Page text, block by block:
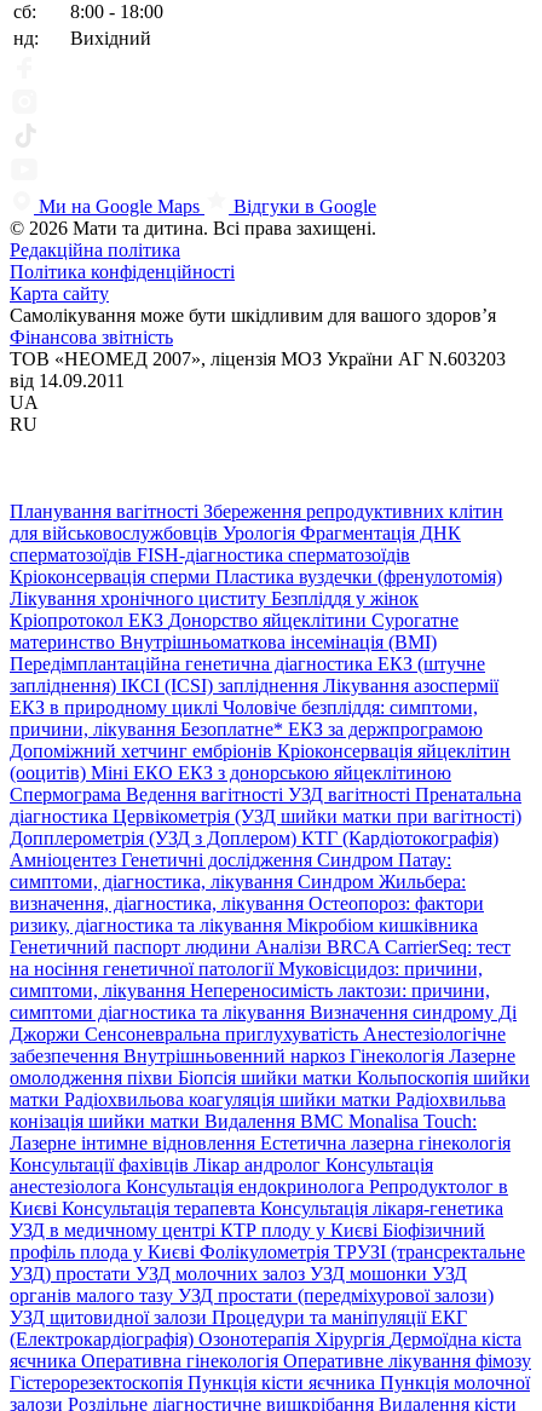
сб:
8:00 - 18:00
нд:
Вихідний
Ми на Google Maps
Відгуки в Google
© 2026 Мати та дитина. Всі права захищені.
Редакційна політика
Політика конфіденційності
Карта сайту
Самолікування може бути шкідливим для вашого здоров’я
Фінансова звітність
ТОВ «НЕОМЕД 2007», ліцензія МОЗ України АГ N.603203
від 14.09.2011
UA
RU
Планування вагітності Збереження репродуктивних клітин
для військовослужбовців Урологія Фрагментація ДНК
сперматозоїдів FISH-діагностика сперматозоїдів
Кріоконсервація сперми Пластика вуздечки (френулотомія)
Лікування хронічного циститу Безпліддя у жінок
Кріопротокол ЕКЗ Донорство яйцеклітини Сурогатне
материнство Внутрішньоматкова інсемінація (ВМІ)
Передімплантаційна генетична діагностика ЕКЗ (штучне
запліднення) ІКСІ (ICSI) запліднення Лікування азоспермії
ЕКЗ в природному циклі Чоловіче безпліддя: симптоми,
причини, лікування Безоплатне* ЕКЗ за держпрограмою
Допоміжний хетчинг ембріонів Кріоконсервація яйцеклітин
(ооцитів) Міні ЕКО ЕКЗ з донорською яйцеклітиною
Спермограма Ведення вагітності УЗД вагітності Пренатальна
діагностика Цервікометрія (УЗД шийки матки при вагітності)
Допплерометрія (УЗД з Доплером) КТГ (Кардіотокографія)
Амніоцентез Генетичні дослідження Синдром Патау:
симптоми, дiагностика, лiкування Синдром Жильбера:
визначення, діагностика, лікування Остеопороз: фактори
ризику, діагностика та лікування Мікробіом кишківника
Генетичний паспорт людини Аналізи BRCA CarrierSeq: тест
на носіння генетичної патологіїМуковісцидоз: причини,
симптоми, лікування Непереносимість лактози: причини,
симптоми діагностика та лікування Визначення синдрому Ді
Джоржи Сенсоневральна приглухуватість Анестезіологічне
забезпечення Внутрішньовенний наркоз Гінекологія Лазерне
омолодження піхви Біопсія шийки матки Кольпоскопія шийки
матки Радіохвильова коагуляція шийки матки Радіохвильва
конізація шийки матки Видалення ВМС Monalisa Touch:
Лазерне інтимне відновлення Естетична лазерна гінекологія
Консультації фахівців Лікар андролог Консультація
анестезіолога Консультація ендокринолога Репродуктолог в
Києві Консультація терапевта Консультація лікаря-генетика
УЗД в медичному центрі КТР плоду у Києві Біофізичний
профіль плода у Києві Фолікулометрія ТРУЗІ (трансректальне
УЗД) простати УЗД молочних залоз УЗД мошонки УЗД
органів малого тазу УЗД простати (передміхурової залози)
УЗД щитовидної залози Процедури та маніпуляціїЕКГ
(Електрокардіографія) Озонотерапія Хірургія Дермоїдна кіста
яєчника Оперативна гінекологія Оперативне лікування фімозу
Гістерорезектоскопія Пункція кісти яєчника Пункція молочної
залози Роздільне діагностичне вишкрібання Видалення кісти